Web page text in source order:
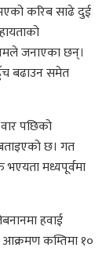
करिब साढे दुई
जनाएका छन्।
बढाउन समेत
पछिको
छ। गत
मध्यपूर्वमा
हवाई
कम्तिमा १०